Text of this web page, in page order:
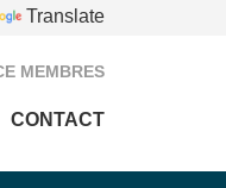
Translate
MEMBRES
CONTACT